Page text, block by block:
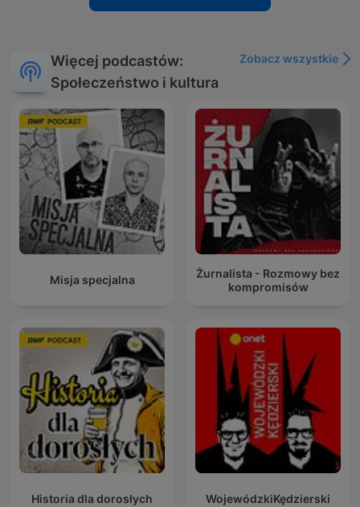
Więcej podcastów:
Społeczeństwo i kultura
Zobacz wszystkie
Misja specjalna
Żurnalista - Rozmowy bez
kompromisów
Historia dla dorosłych WojewódzkiKędzierski